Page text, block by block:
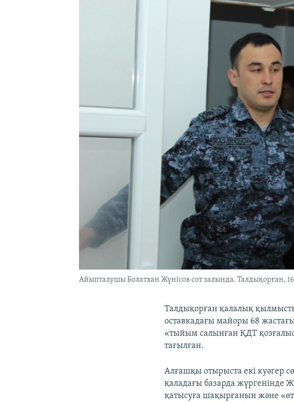
Айыпталушы Болатхан Жүнісов сот залында. Талдықорған,
Талдықорған қалалық
оставкадағы майоры 68
«тыйым салынған ҚДТ
тағылған.
Алғашқы отырыста екі куәгер
қаладағы базарда жүргенінде
қатысуға шақырғанын және